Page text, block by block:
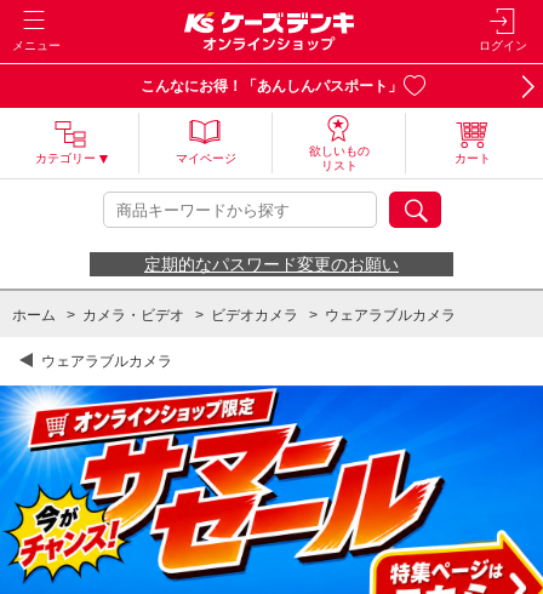
メニュー ログイン
こんなにお得！「あんしんパスポート」
カテゴリー マイページ
欲しいもの
リスト
カート
定期的なパスワード変更のお願い
ホーム > カメラ・ビデオ > ビデオカメラ > ウェアラブルカメラ
ウェアラブルカメラ